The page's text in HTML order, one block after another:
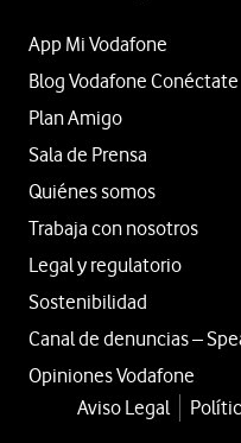
App Mi Vodafone
Blog Vodafone Conéctate
Plan Amigo
Sala de Prensa
Quiénes somos
Trabaja con nosotros
Legal y regulatorio
Sostenibilidad
Canal de denuncias –
Opiniones Vodafone
Aviso Legal